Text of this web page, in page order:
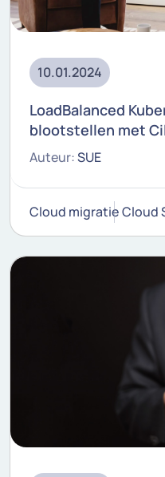
10.01.2024
LoadBalanced
blootstellen met
Auteur:SUE
Cloud migratieCloud